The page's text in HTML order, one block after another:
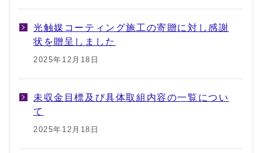
光触媒コーティング施工の寄贈に対し感謝
状を贈呈しました
2025年12月18日
未収金目標及び具体取組内容の一覧につい
て
2025年12月18日